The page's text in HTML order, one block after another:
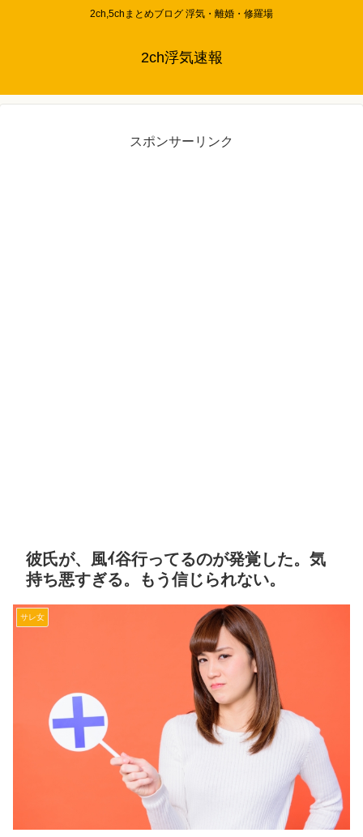
2ch,5chまとめブログ 浮気・離婚・修羅場
2ch浮気速報
スポンサーリンク
彼氏が、風ｲ谷行ってるのが発覚した。気
持ち悪すぎる。もう信じられない。
サレ女